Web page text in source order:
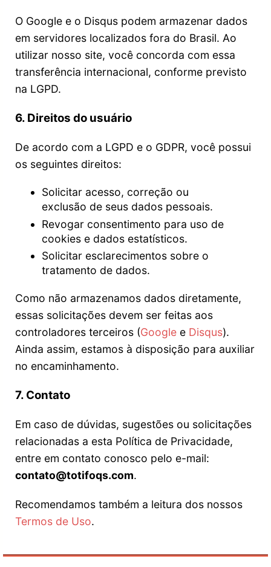
O Google e o Disqus podem armazenar dados
em servidores localizados fora do Brasil. Ao
utilizar nosso site, você concorda com essa
transferência internacional, conforme previsto
na LGPD.
6. Direitos do usuário
De acordo com a LGPD e o GDPR, você possui
os seguintes direitos:
Solicitar acesso, correção ou
exclusão de seus dados pessoais.
Revogar consentimento para uso de
cookies e dados estatísticos.
Solicitar esclarecimentos sobre o
tratamento de dados.
Como não armazenamos dados diretamente,
essas solicitações devem ser feitas aos
controladores terceiros (Google e Disqus).
Ainda assim, estamos à disposição para auxiliar
no encaminhamento.
7. Contato
Em caso de dúvidas, sugestões ou solicitações
relacionadas a esta Política de Privacidade,
entre em contato conosco pelo e-mail:
contato@totifoqs.com.
Recomendamos também a leitura dos nossos
Termos de Uso.